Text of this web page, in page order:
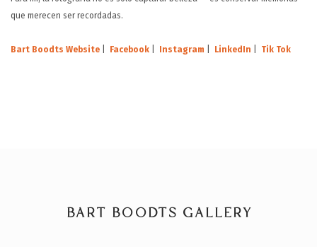
que merecen ser recordadas.
Bart Boodts Website Facebook Instagram LinkedIn Tik Tok
BART BOODTS GALLERY